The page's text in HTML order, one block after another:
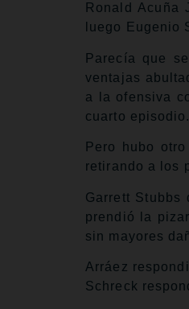
Ronald Acuña
luego Eugenio
Parecía que
ventajas
a la ofensiva
cuarto episodio.
Pero hubo
retirando a los
Garrett
prendió la
sin mayores
Arráez
Schreck